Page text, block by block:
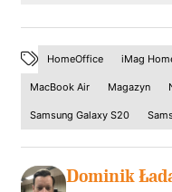
HomeOffice iMag
MacBook Air Magazyn
Samsung Galaxy S20
Dominik